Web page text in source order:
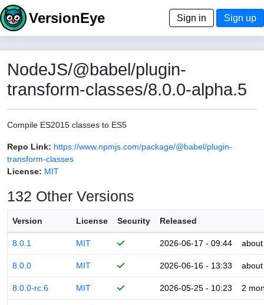
VersionEye Sign in Sign up
NodeJS/@babel/plugin-
transform-classes/8.0.0-alpha.5
Compile ES2015 classes to ES5
Repo Link: https://www.npmjs.com/package/@babel/plugin-
transform-classes
License: MIT
132 Other Versions
Version License Security Released
8.0.1 MIT 2026-06-17 - 09:44
8.0.0 MIT 2026-06-16 - 13:33
8.0.0-rc.6 MIT 2026-05-25 - 10:23 2